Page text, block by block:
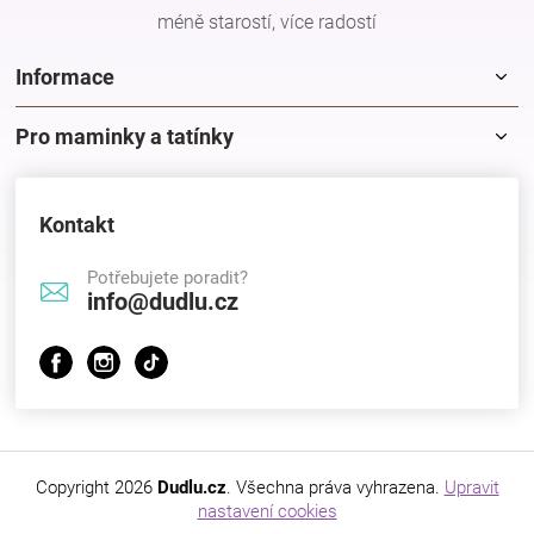
méně starostí, více radostí
Informace
Pro maminky a tatínky
Kontakt
Potřebujete poradit?
info@dudlu.cz
Copyright 2026 Dudlu.cz. Všechna práva vyhrazena. Upravit
nastavení cookies